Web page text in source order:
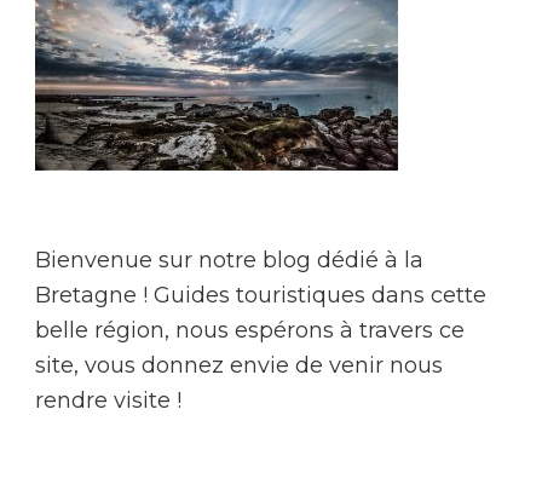
Bienvenue sur notre blog dédié à la
Bretagne ! Guides touristiques dans cette
belle région, nous espérons à travers ce
site, vous donnez envie de venir nous
rendre visite !